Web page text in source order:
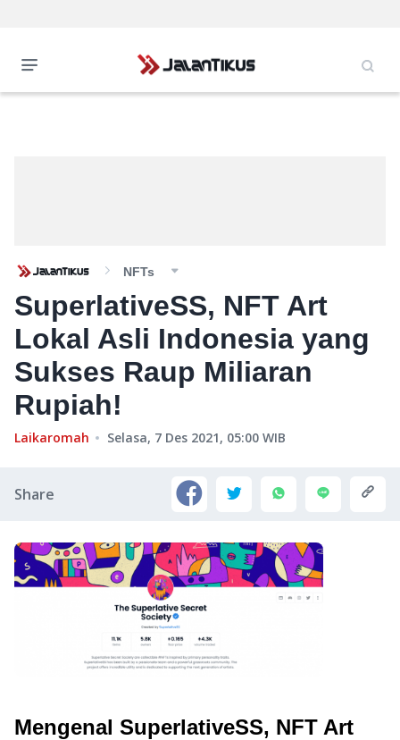
NFTs
SuperlativeSS, NFT Art
Lokal Asli Indonesia yang
Sukses Raup Miliaran
Rupiah!
Laikaromah Selasa, 7 Des 2021, 05:00 WIB
Share
Mengenal SuperlativeSS, NFT Art